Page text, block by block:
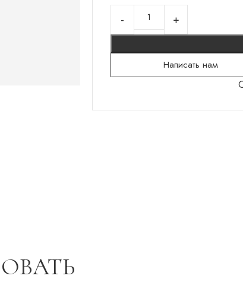
Санкт-Петербург
Флористика
Подводный мир
Написать нам